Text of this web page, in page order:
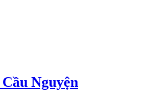
Nguyện